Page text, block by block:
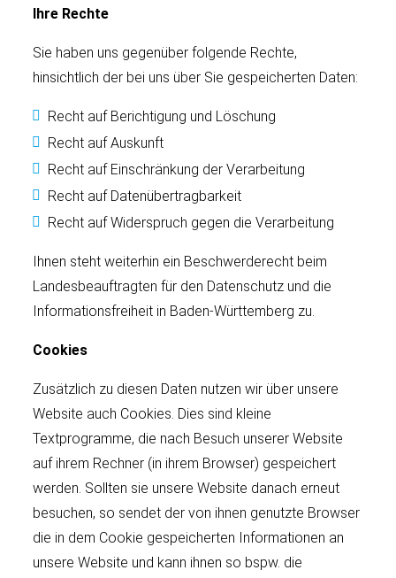
Ihre Rechte
Sie haben uns gegenüber folgende Rechte,
hinsichtlich der bei uns über Sie gespeicherten Daten:
Recht auf Berichtigung und Löschung
Recht auf Auskunft
Recht auf Einschränkung der Verarbeitung
Recht auf Datenübertragbarkeit
Recht auf Widerspruch gegen die Verarbeitung
Ihnen steht weiterhin ein Beschwerderecht beim
Landesbeauftragten für den Datenschutz und die
Informationsfreiheit in Baden-Württemberg zu.
Cookies
Zusätzlich zu diesen Daten nutzen wir über unsere
Website auch Cookies. Dies sind kleine
Textprogramme, die nach Besuch unserer Website
auf ihrem Rechner (in ihrem Browser) gespeichert
werden. Sollten sie unsere Website danach erneut
besuchen, so sendet der von ihnen genutzte Browser
die in dem Cookie gespeicherten Informationen an
unsere Website und kann ihnen so bspw. die